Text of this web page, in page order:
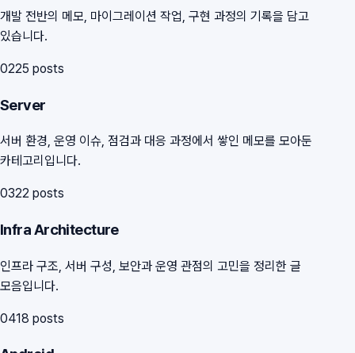
개발 전반의 메모, 마이그레이션 작업, 구현 과정의 기록을 담고
있습니다.
0225 posts
Server
서버 환경, 운영 이슈, 점검과 대응 과정에서 쌓인 메모를 모아둔
카테고리입니다.
0322 posts
Infra Architecture
인프라 구조, 서버 구성, 보안과 운영 관점의 고민을 정리한 글
모음입니다.
0418 posts